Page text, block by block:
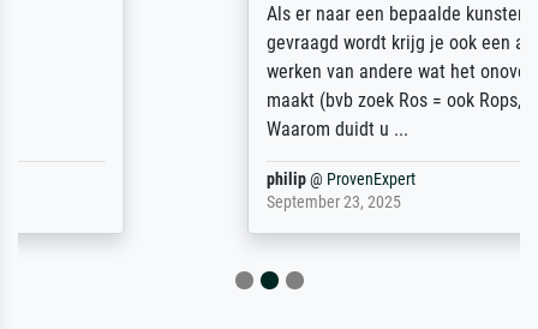
Als er naar een bepaalde kunstenaar
gevraagd wordt krijg je ook een aantal
werken van andere wat het onoverzichtelijk
maakt (bvb zoek Ros = ook Rops, Rose etc).